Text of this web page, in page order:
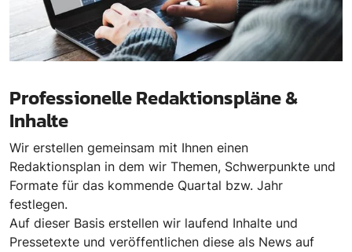
Professionelle Redaktionspläne &
Inhalte
Wir erstellen gemeinsam mit Ihnen einen
Redaktionsplan in dem wir Themen, Schwerpunkte und
Formate für das kommende Quartal bzw. Jahr
festlegen.
Auf dieser Basis erstellen wir laufend Inhalte und
Pressetexte und veröffentlichen diese als News auf